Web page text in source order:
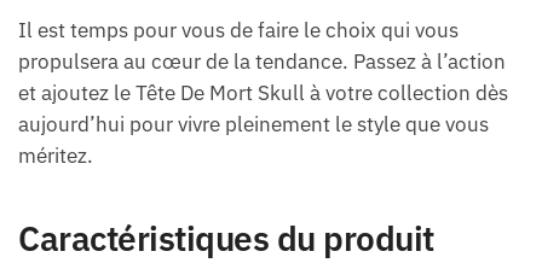
Il est temps pour vous de faire le choix qui vous
propulsera au cœur de la tendance. Passez à l’action
et ajoutez le Tête De Mort Skull à votre collection dès
aujourd’hui pour vivre pleinement le style que vous
méritez.
Caractéristiques du produit